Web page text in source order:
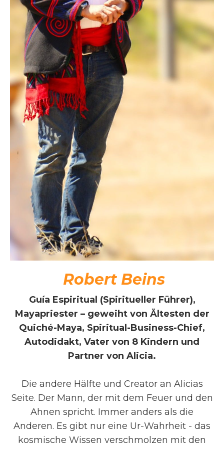
Robert Beins
Guía Espiritual (Spiritueller Führer),
Mayapriester – geweiht von Ältesten der
Quiché-Maya, Spiritual-Business-Chief,
Autodidakt, Vater von 8 Kindern und
Partner von Alicia.
Die andere Hälfte und Creator an Alicias
Seite. Der Mann, der mit dem Feuer und den
Ahnen spricht. Immer anders als die
Anderen. Es gibt nur eine Ur-Wahrheit - das
kosmische Wissen verschmolzen mit den